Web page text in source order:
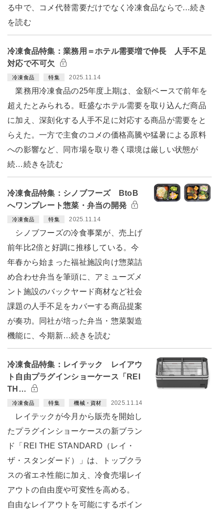
る中で、コメ代替需要だけでなく冷凍食品ならで…続き
を読む
冷凍食品特集：業務用＝ホテル需要増で伸長 人手不足
対応で不可欠
冷凍食品 特集 2025.11.14
業務用冷凍食品の25年度上期は、金額ベースで前年を
超えたとみられる。旺盛なホテル需要を取り込んだ商品
に加え、深刻化する人手不足に対応する商品が需要をと
らえた。一方で主食のコメの価格高騰や猛暑による原料
への影響など、同市場を取り巻く環境は厳しい状態が
続…続きを読む
冷凍食品特集：シノブフーズ BtoB
へワンプレート惣菜・弁当の開発
冷凍食品 特集 2025.11.14
シノブフーズの冷食事業が、売上げ
前年比2倍と好調に推移している。今
年春から始まった福祉施設向け惣菜詰
め合わせ弁当を筆頭に、アミューズメ
ント施設のバックヤード商材など社会
課題の人手不足をカバーする商品提案
が奏功。同社が培った弁当・惣菜製造
機能に、今期新…続きを読む
冷凍食品特集：レイテック レイアウ
ト自由プラグインショーケース「REI
TH…
冷凍食品 特集 機械・資材 2025.11.14
レイテックが今月から販売を開始し
たプラグインショーケースの新ブラン
ド「REI THE STANDARD（レイ・
ザ・スタンダード）」は、トップクラ
スの省エネ性能に加え、冷食売場レイ
アウトの自由度や可変性を高める。
自由なレイアウトを可能にするポイン